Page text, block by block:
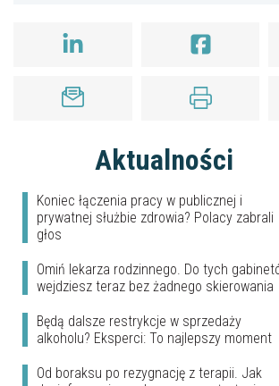
Aktualności
Koniec łączenia pracy w publicznej i
prywatnej służbie zdrowia? Polacy zabrali
głos
Omiń lekarza rodzinnego. Do tych
wejdziesz teraz bez żadnego skierowania
Będą dalsze restrykcje w sprzedaży
alkoholu? Eksperci: To najlepszy moment
Od boraksu po rezygnację z terapii. Jak